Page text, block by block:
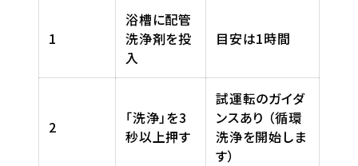
1
浴槽に配管
洗浄剤を投
入
目安は1時間
2
「洗浄」を3
秒以上押す
試運転のガイダ
ンスあり （循環
洗浄を開始しま
す）